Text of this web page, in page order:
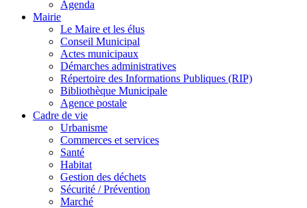
Agenda
Mairie
Le Maire et les élus
Conseil Municipal
Actes municipaux
Démarches administratives
Répertoire des Informations Publiques (RIP)
Bibliothèque Municipale
Agence postale
Cadre de vie
Urbanisme
Commerces et services
Santé
Habitat
Gestion des déchets
Sécurité / Prévention
Marché